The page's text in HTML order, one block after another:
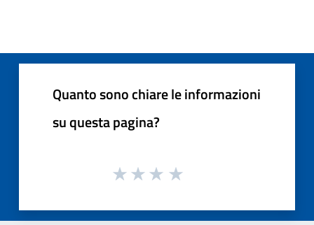
Quanto sono chiare le informazioni
su questa pagina?